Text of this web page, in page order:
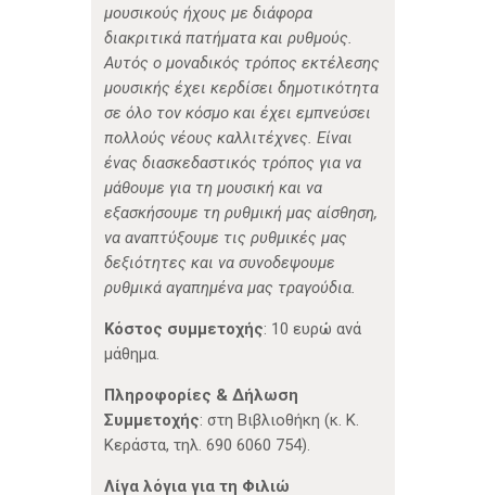
μουσικούς ήχους με διάφορα
διακριτικά πατήματα και ρυθμούς.
Αυτός ο μοναδικός τρόπος εκτέλεσης
μουσικής έχει κερδίσει δημοτικότητα
σε όλο τον κόσμο και έχει εμπνεύσει
πολλούς νέους καλλιτέχνες. Είναι
ένας διασκεδαστικός τρόπος για να
μάθουμε για τη μουσική και να
εξασκήσουμε τη ρυθμική μας αίσθηση,
να αναπτύξουμε τις ρυθμικές μας
δεξιότητες και να συνοδεψουμε
ρυθμικά αγαπημένα μας τραγούδια.
Κόστος συμμετοχής: 10 ευρώ ανά
μάθημα.
Πληροφορίες & Δήλωση
Συμμετοχής: στη Βιβλιοθήκη (κ. Κ.
Κεράστα, τηλ. 690 6060 754).
Λίγα λόγια για τη Φιλιώ